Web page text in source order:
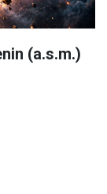
(a.s.m.)